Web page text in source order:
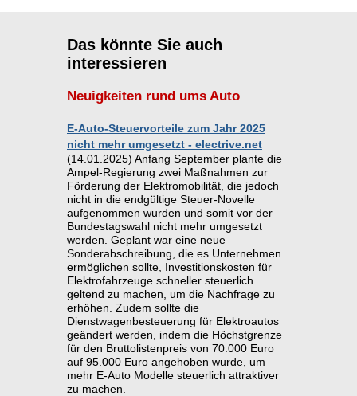
Das könnte Sie auch
interessieren
Neuigkeiten rund ums Auto
E-Auto-Steuervorteile zum Jahr 2025
nicht mehr umgesetzt - electrive.net
(14.01.2025) Anfang September plante die
Ampel-Regierung zwei Maßnahmen zur
Förderung der Elektromobilität, die jedoch
nicht in die endgültige Steuer-Novelle
aufgenommen wurden und somit vor der
Bundestagswahl nicht mehr umgesetzt
werden. Geplant war eine neue
Sonderabschreibung, die es Unternehmen
ermöglichen sollte, Investitionskosten für
Elektrofahrzeuge schneller steuerlich
geltend zu machen, um die Nachfrage zu
erhöhen. Zudem sollte die
Dienstwagenbesteuerung für Elektroautos
geändert werden, indem die Höchstgrenze
für den Bruttolistenpreis von 70.000 Euro
auf 95.000 Euro angehoben wurde, um
mehr E-Auto Modelle steuerlich attraktiver
zu machen.